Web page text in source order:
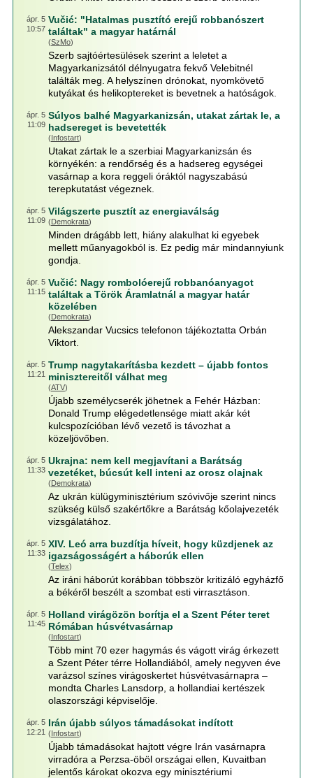
ápr. 5
10:57
Vučić: "Hatalmas pusztító erejű robbanószert
találtak" a magyar határnál
(SzMo)
Szerb sajtóértesülések szerint a leletet a
Magyarkanizsától délnyugatra fekvő Velebitnél
találták meg. A helyszínen drónokat, nyomkövető
kutyákat és helikoptereket is bevetnek a hatóságok.
ápr. 5
11:09
Súlyos balhé Magyarkanizsán, utakat zártak le, a
hadsereget is bevetették
(Infostart)
Utakat zártak le a szerbiai Magyarkanizsán és
környékén: a rendőrség és a hadsereg egységei
vasárnap a kora reggeli óráktól nagyszabású
terepkutatást végeznek.
ápr. 5
11:09
Világszerte pusztít az energiaválság
(Demokrata)
Minden drágább lett, hiány alakulhat ki egyebek
mellett műanyagokból is. Ez pedig már mindannyiunk
gondja.
ápr. 5
11:15
Vučić: Nagy rombolóerejű robbanóanyagot
találtak a Török Áramlatnál a magyar határ
közelében
(Demokrata)
Alekszandar Vucsics telefonon tájékoztatta Orbán
Viktort.
ápr. 5
11:21
Trump nagytakarításba kezdett – újabb fontos
minisztereitől válhat meg
(ATV)
Újabb személycserék jöhetnek a Fehér Házban:
Donald Trump elégedetlensége miatt akár két
kulcspozícióban lévő vezető is távozhat a
közeljövőben.
ápr. 5
11:33
Ukrajna: nem kell megjavítani a Barátság
vezetéket, búcsút kell inteni az orosz olajnak
(Demokrata)
Az ukrán külügyminisztérium szóvivője szerint nincs
szükség külső szakértőkre a Barátság kőolajvezeték
vizsgálatához.
ápr. 5
11:33
XIV. Leó arra buzdítja híveit, hogy küzdjenek az
igazságosságért a háborúk ellen
(Telex)
Az iráni háborút korábban többször kritizáló egyházfő
a békéről beszélt a szombat esti virrasztáson.
ápr. 5
11:45
Holland virágözön borítja el a Szent Péter teret
Rómában húsvétvasárnap
(Infostart)
Több mint 70 ezer hagymás és vágott virág érkezett
a Szent Péter térre Hollandiából, amely negyven éve
varázsol színes virágoskertet húsvétvasárnapra –
mondta Charles Lansdorp, a hollandiai kertészek
olaszországi képviselője.
ápr. 5
12:21
Irán újabb súlyos támadásokat indított
(Infostart)
Újabb támadásokat hajtott végre Irán vasárnapra
virradóra a Perzsa-öböl országai ellen, Kuvaitban
jelentős károkat okozva egy minisztériumi